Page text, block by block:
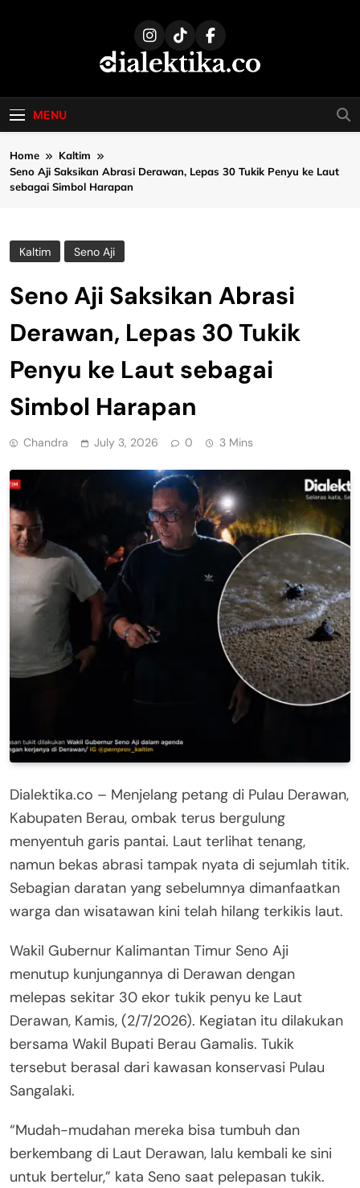
dialektika
MENU
Home
Kaltim
Seno Aji Saksikan Abrasi Derawan, Lepas 30 Tukik Penyu ke Laut
sebagai Simbol Harapan
Kaltim Seno Aji
Seno Aji Saksikan Abrasi
Derawan, Lepas 30 Tukik
Penyu ke Laut sebagai
Simbol Harapan
Chandra July 3, 2026 0 3 Mins
Dialektika.co – Menjelang petang di Pulau Derawan,
Kabupaten Berau, ombak terus bergulung
menyentuh garis pantai. Laut terlihat tenang,
namun bekas abrasi tampak nyata di sejumlah titik.
Sebagian daratan yang sebelumnya dimanfaatkan
warga dan wisatawan kini telah hilang terkikis laut.
Wakil Gubernur Kalimantan Timur Seno Aji
menutup kunjungannya di Derawan dengan
melepas sekitar 30 ekor tukik penyu ke Laut
Derawan, Kamis, (2/7/2026). Kegiatan itu dilakukan
bersama Wakil Bupati Berau Gamalis. Tukik
tersebut berasal dari kawasan konservasi Pulau
Sangalaki.
“Mudah-mudahan mereka bisa tumbuh dan
berkembang di Laut Derawan, lalu kembali ke sini
untuk bertelur,” kata Seno saat pelepasan tukik.